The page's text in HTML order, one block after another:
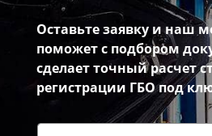
Оставьте заявку и наш
поможет с подбором
сделает точный расчет
регистрации ГБО под